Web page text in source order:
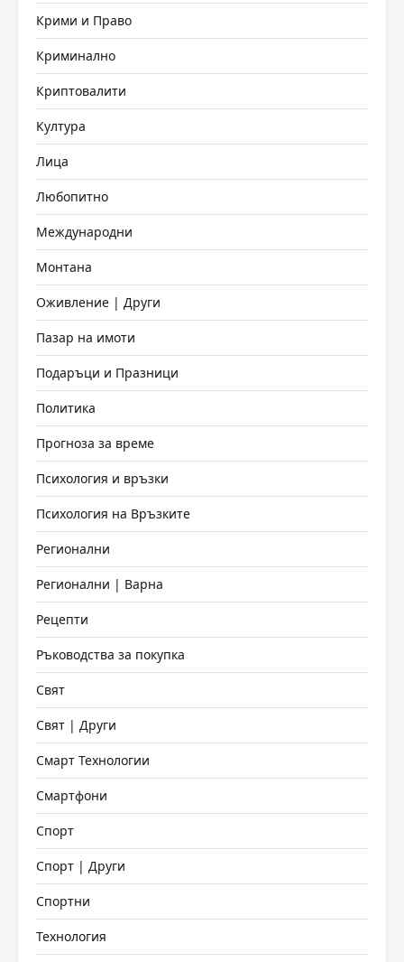
Крими и Право
Криминално
Криптовалити
Култура
Лица
Любопитно
Международни
Монтана
Оживление | Други
Пазар на имоти
Подаръци и Празници
Политика
Прогноза за време
Психология и връзки
Психология на Връзките
Регионални
Регионални | Варна
Рецепти
Ръководства за покупка
Свят
Свят | Други
Смарт Технологии
Смартфони
Спорт
Спорт | Други
Спортни
Технология